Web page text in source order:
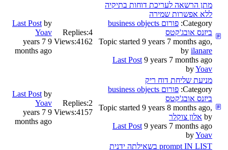
מתן הרשאה לעריכת דוחות בתיקיה
ללא אפשרות שמירה
Category:
פורום business objects
ביזנס אובג'קטס
Topic started 9 years 7 months ago,
by ilanare
Last Post 9 years 7 months ago
byYoav
Replies:4
Views:4162
Last Post by
Yoav
9 years 7
months ago
מניעת שליחת דוח ריק
Category:
פורום business objects
ביזנס אובג'קטס
Topic started 9 years 8 months ago,
by אלון צוקלר
Last Post 9 years 7 months ago
byYoav
Replies:2
Views:4157
Last Post by
Yoav
9 years 7
months ago
prompt IN LIST בשאילתה ידנית